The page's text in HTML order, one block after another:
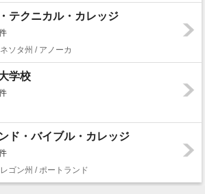
テクニカル・カレッジ
ソタ州 / アノーカ
学校
ド・バイブル・カレッジ
ゴン州 / ポートランド